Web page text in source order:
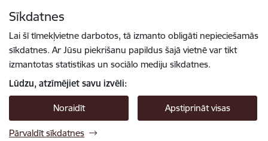
Sīkdatnes
Lai šī tīmekļvietne darbotos, tā izmanto obligāti nepieciešamās
sīkdatnes. Ar Jūsu piekrišanu papildus šajā vietnē var tikt
izmantotas statistikas un sociālo mediju sīkdatnes.
Lūdzu, atzīmējiet savu izvēli:
Noraidīt Apstiprināt visas
Pārvaldīt sīkdatnes